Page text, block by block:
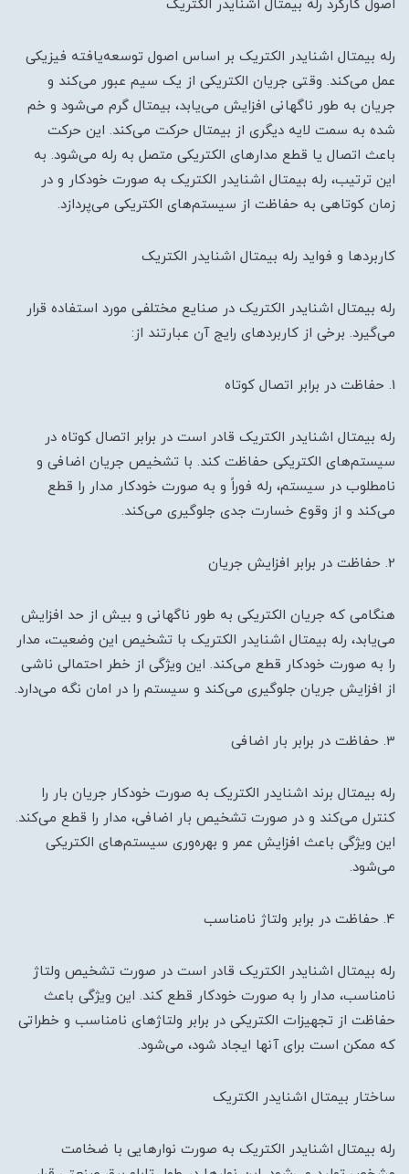
اصول کارکرد رله بیمتال اشنایدر الکتریک
رله بیمتال اشنایدر الکتریک بر اساس اصول توسعه‌یافته فیزیکی
عمل می‌کند. وقتی جریان الکتریکی از یک سیم عبور می‌کند و
جریان به طور ناگهانی افزایش می‌یابد، بیمتال گرم می‌شود و خم
شده به سمت لایه دیگری از بیمتال حرکت می‌کند. این حرکت
باعث اتصال یا قطع مدارهای الکتریکی متصل به رله می‌شود. به
این ترتیب، رله بیمتال اشنایدر الکتریک به صورت خودکار و در
زمان کوتاهی به حفاظت از سیستم‌های الکتریکی می‌پردازد.
کاربردها و فواید رله بیمتال اشنایدر الکتریک
رله بیمتال اشنایدر الکتریک در صنایع مختلفی مورد استفاده قرار
می‌گیرد. برخی از کاربردهای رایج آن عبارتند از:
رله بیمتال اشنایدر الکتریک قادر است در برابر اتصال کوتاه در
سیستم‌های الکتریکی حفاظت کند. با تشخیص جریان اضافی و
نامطلوب در سیستم، رله فوراً و به صورت خودکار مدار را قطع
می‌کند و از وقوع خسارت جدی جلوگیری می‌کند.
2. حفاظت در برابر افزایش جریان
هنگامی که جریان الکتریکی به طور ناگهانی و بیش از حد افزایش
می‌یابد، رله بیمتال اشنایدر الکتریک با تشخیص این وضعیت، مدار
را به صورت خودکار قطع می‌کند. این ویژگی از خطر احتمالی ناشی
از افزایش جریان جلوگیری می‌کند و سیستم را در امان نگه می‌دارد.
3. حفاظت در برابر بار اضافی
رله بیمتال برند اشنایدر الکتریک به صورت خودکار جریان بار را
کنترل می‌کند و در صورت تشخیص بار اضافی، مدار را قطع می‌کند.
این ویژگی باعث افزایش عمر و بهره‌وری سیستم‌های الکتریکی
می‌شود.
4. حفاظت در برابر ولتاژ نامناسب
رله بیمتال اشنایدر الکتریک قادر است در صورت تشخیص ولتاژ
نامناسب، مدار را به صورت خودکار قطع کند. این ویژگی باعث
حفاظت از تجهیزات الکتریکی در برابر ولتاژهای نامناسب و خطراتی
که ممکن است برای آنها ایجاد شود، می‌شود.
ساختار بیمتال اشنایدر الکتریک
رله بیمتال اشنایدر الکتریک به صورت نوارهایی با ضخامت